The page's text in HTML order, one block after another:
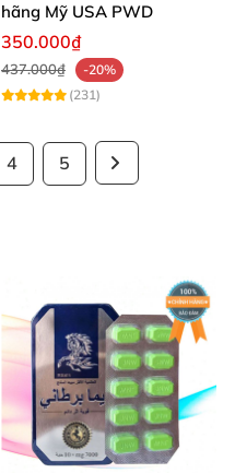
hãng Mỹ USA PWD
350.000₫
437.000₫
-20%
(231)
4 5